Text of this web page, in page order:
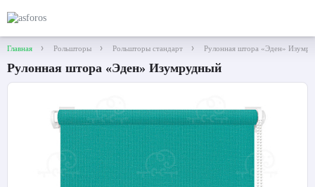
Главная Рольшторы Рольшторы стандарт Рулонная штора «Эден»
Рулонная штора «Эден» Изумрудный